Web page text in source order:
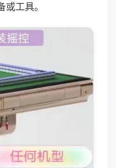
工具。